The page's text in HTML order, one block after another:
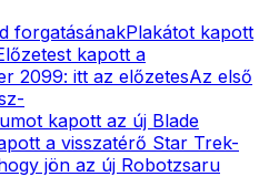
forgatásánakPlakátot kapott
kapott a
2099: itt az előzetesAz első
kapott az új Blade
a visszatérő Star Trek-
jön az új Robotzsaru